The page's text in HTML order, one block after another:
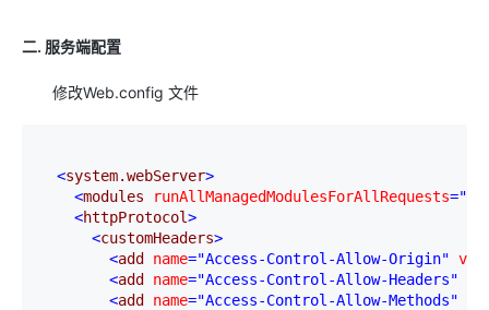
二. 服务端配置
修改Web.config 文件
<system.webServer>
<modules runAllManagedModulesForAllRequests
<httpProtocol>
<customHeaders>
<add name="Access-Control-Allow-Origin"
<add name="Access-Control-Allow-Headers"
<add name="Access-Control-Allow-Methods"